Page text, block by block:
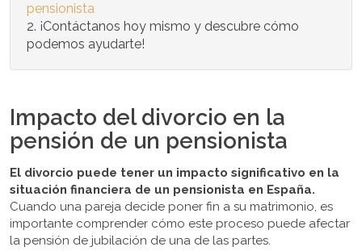
pensionista
¡Contáctanos hoy mismo y descubre cómo
podemos ayudarte!
Impacto del divorcio en la
pensión de un pensionista
El divorcio puede tener un impacto significativo en la
situación financiera de un pensionista en España.
Cuando una pareja decide poner fin a su matrimonio, es
importante comprender cómo este proceso puede afectar
la pensión de jubilación de una de las partes.